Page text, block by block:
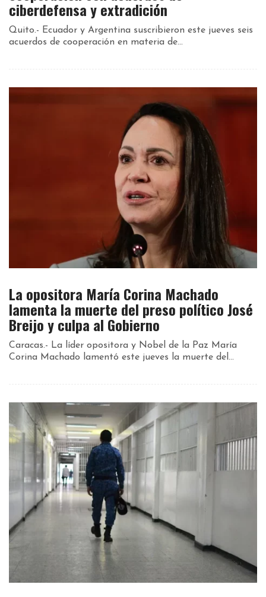
ciberdefensa y extradición
Quito.- Ecuador y Argentina suscribieron este jueves seis
acuerdos de cooperación en materia de...
La opositora María Corina Machado
lamenta la muerte del preso político José
Breijo y culpa al Gobierno
Caracas.- La líder opositora y Nobel de la Paz María
Corina Machado lamentó este jueves la muerte del...